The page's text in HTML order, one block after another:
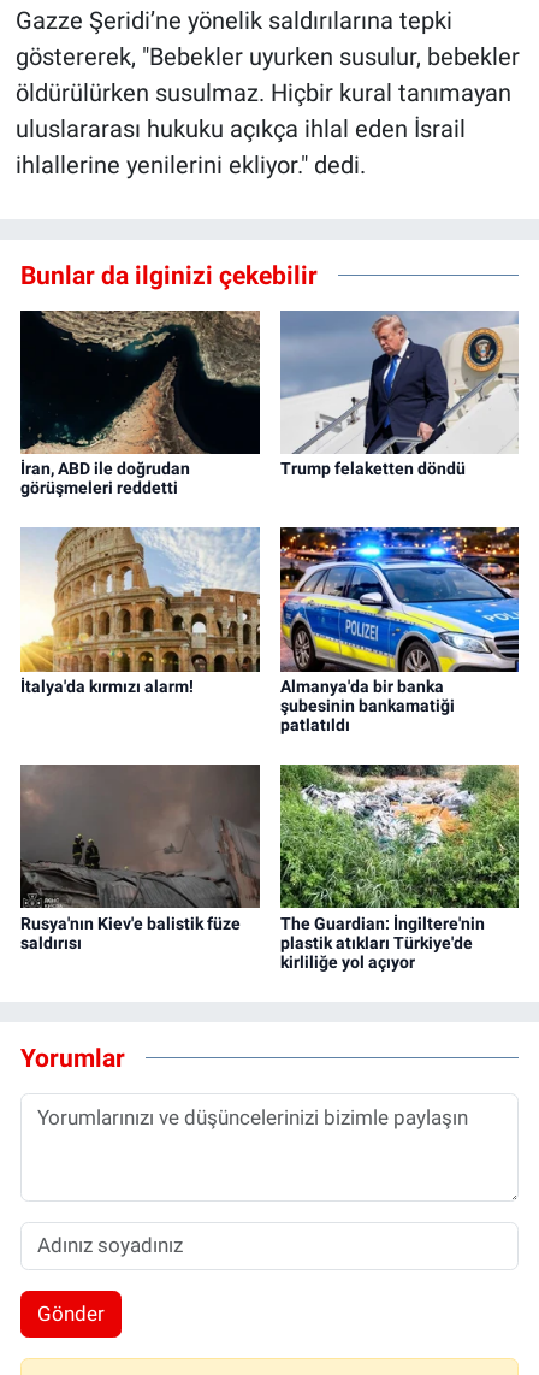
Gazze Şeridi’ne yönelik saldırılarına tepki
göstererek, "Bebekler uyurken susulur, bebekler
öldürülürken susulmaz. Hiçbir kural tanımayan
uluslararası hukuku açıkça ihlal eden İsrail
ihlallerine yenilerini ekliyor." dedi.
Bunlar da ilginizi çekebilir
İran, ABD ile doğrudan
görüşmeleri reddetti
Trump felaketten döndü
İtalya'da kırmızı alarm!
Almanya'da bir banka
şubesinin bankamatiği
patlatıldı
Rusya'nın Kiev'e balistik füze
saldırısı
The Guardian: İngiltere'nin
plastik atıkları Türkiye'de
kirliliğe yol açıyor
Yorumlar
Gönder